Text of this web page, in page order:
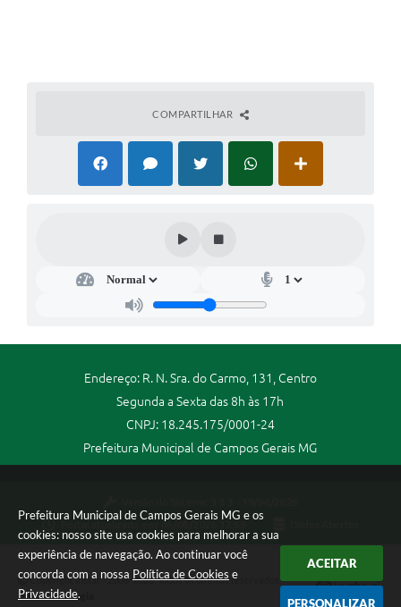
Prefeitura Municipal de Campos Gerais MG e os
cookies: nosso site usa cookies para melhorar a sua
experiência de navegação. Ao continuar você
concorda com a nossa Política de Cookies e
Privacidade.
ACEITAR
PERSONALIZAR
COMPARTILHAR
Endereço: R. N. Sra. do Carmo, 131, Centro
Segunda a Sexta das 8h às 17h
CNPJ: 18.245.175/0001-24
Prefeitura Municipal de Campos Gerais MG
Portal atualizado em:
06/08/2026 12:59
Copyright Instar - 2006-2026. Todos os direitos reservados -
Instar Tecnologia